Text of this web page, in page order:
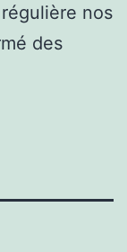
nos
des